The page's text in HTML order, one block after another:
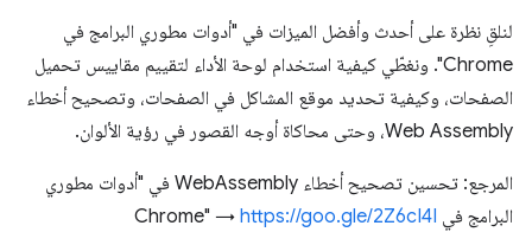
لنلقِ نظرة على أحدث وأفضل الميزات في "أدوات مطوري البرامج في
Chrome". ونغطّي كيفية استخدام لوحة الأداء لتقييم مقاييس تحميل
الصفحات، وكيفية تحديد موقع المشاكل في الصفحات، وتصحيح أخطاء
Web Assembly، وحتى محاكاة أوجه القصور في رؤية الألوان.
المرجع: تحسين تصحيح أخطاء WebAssembly في "أدوات مطوري
البرامج في Chrome" → https://goo.gle/2Z6cI4I